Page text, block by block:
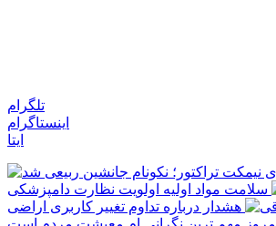
تلگرام
اینستاگرام
ایتا
سلامت مواد اولیه اولویت نظارت دامپزشکی
هشدار درباره تداوم تغییر کاربری اراضی